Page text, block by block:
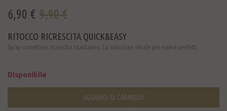
6,90 € 9,90 €
RITOCCO RICRESCITA QUICK&EASY
Spray correttore ricrescita istantaneo. La soluzione ideale per essere perfetti, ...
Disponibile
AGGIUNGI AL CARRELLO